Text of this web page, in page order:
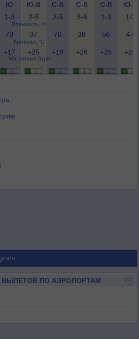
Влажность, %
Комфорт, °C
Магнитные бури
Ю
1-3
Ю-В
2-5
С-В
2-5
С-В
3-6
С-В
1-3
Ю-В
1-3
70 37 70 38 56 47
+17 +25 +19 +26 +25 +26
ВЫЛЕТОВ ПО АЭРОПОРТАМ